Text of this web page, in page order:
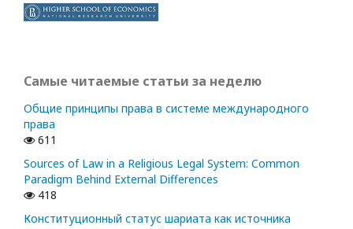
Самые читаемые статьи за неделю
Общие принципы права в системе международного
права
611
Sources of Law in a Religious Legal System: Common
Paradigm Behind External Differences
418
Конституционный статус шариата как источника